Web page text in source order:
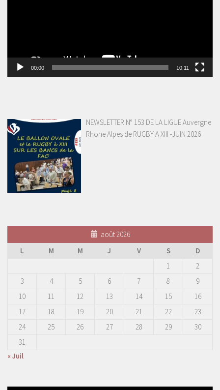
00:00 10:11
NEWSLETTER N° 153 DE LA LIGUE Auvergne
Rhone Alpes de RUGBY A XIII -JUIN 2026
août 2026
L
M M J V S
D
1
2
3
4 5 6 7 8
9
10
11 12 13 14 15
16
17
18 19 20 21 22
23
24
25 26 27 28 29
30
31
« Juil